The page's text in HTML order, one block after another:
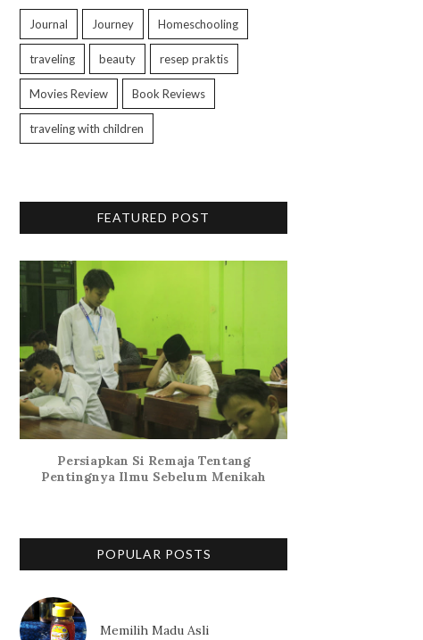
Journal Journey Homeschooling
traveling beauty resep praktis
Movies Review Book Reviews
traveling with children
FEATURED POST
Persiapkan Si Remaja Tentang
Pentingnya Ilmu Sebelum Menikah
POPULAR POSTS
Memilih Madu Asli